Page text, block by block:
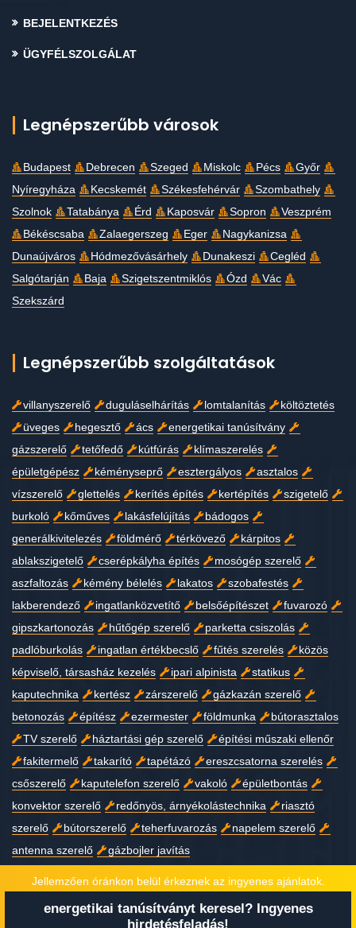
Jellemzően óránkon belül érkeznek az ingyenes ajánlatok.
energetikai tanúsítványt keresel? Ingyenes
hirdetésfeladás!
BEJELENTKEZÉS
ÜGYFÉLSZOLGÁLAT
Legnépszerűbb városok
Budapest Debrecen Szeged Miskolc Pécs
Győr
Nyíregyháza
Kecskemét Székesfehérvár
Szombathely
Szolnok
Tatabánya Érd Kaposvár Sopron
Veszprém
Békéscsaba
Zalaegerszeg Eger
Nagykanizsa
Dunaújváros
Hódmezővásárhely Dunakeszi
Cegléd
Salgótarján
Baja Szigetszentmiklós Ózd
Vác
Szekszárd
Legnépszerűbb szolgáltatások
villanyszerelő duguláselhárítás lomtalanítás
költöztetés
üveges
hegesztő ács
energetikai tanúsítvány
gázszerelő
tetőfedő kútfúrás
klímaszerelés
épületgépész
kéményseprő esztergályos
asztalos
vízszerelő
glettelés kerítés építés kertépítés
szigetelő
burkoló
kőműves lakásfelújítás
bádogos
generálkivitelezés
földmérő térkövező
kárpitos
ablakszigetelő
cserépkályha építés
mosógép szerelő
aszfaltozás
kémény bélelés lakatos
szobafestés
lakberendező
ingatlanközvetítő belsőépítészet
fuvarozó
gipszkartonozás
hűtőgép szerelő
parketta csiszolás
padlóburkolás
ingatlan értékbecslő fűtés szerelés
közös
képviselő, társasház kezelés
ipari alpinista
statikus
kaputechnika
kertész zárszerelő
gázkazán szerelő
betonozás
építész ezermester földmunka
bútorasztalos
TV szerelő
háztartási gép szerelő
építési műszaki ellenőr
fakitermelő
takarító tapétázó
ereszcsatorna szerelés
csőszerelő
kaputelefon szerelő vakoló
épületbontás
konvektor szerelő
redőnyös, árnyékolástechnika
riasztó
szerelő
bútorszerelő teherfuvarozás
napelem szerelő
antenna szerelő
gázbojler javítás
Copyright © 2023Minden jog fenntartva!